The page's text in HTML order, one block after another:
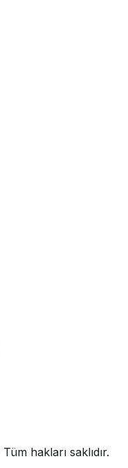
Tüm hakları saklıdır.